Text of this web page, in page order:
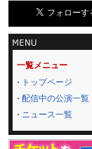
一覧メニュー
トップページ
配信中の公演一覧
ニュース一覧